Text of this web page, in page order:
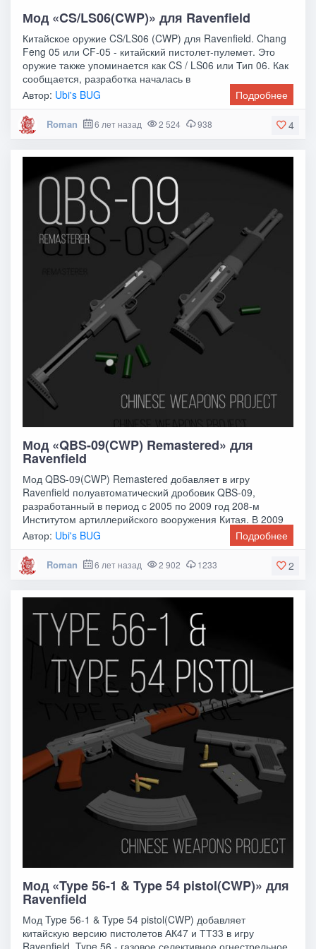
Мод «CS/LS06(CWP)» для Ravenfield
Китайское оружие CS/LS06 (CWP) для Ravenfield. Chang
Feng 05 или CF-05 - китайский пистолет-пулемет. Это
оружие также упоминается как CS / LS06 или Тип 06. Как
сообщается, разработка началась в
Автор: Ubi's BUG Подробнее
4
Roman 6 лет назад 2 524 938
Мод «QBS-09(CWP) Remastered» для
Ravenfield
Мод QBS-09(CWP) Remastered добавляет в игру
Ravenfield полуавтоматический дробовик QBS-09,
разработанный в период с 2005 по 2009 год 208-м
Институтом артиллерийского вооружения Китая. В 2009
году он
Автор: Ubi's BUG Подробнее
2
Roman 6 лет назад 2 902 1233
Мод «Type 56-1 & Type 54 pistol(CWP)» для
Ravenfield
Мод Type 56-1 & Type 54 pistol(CWP) добавляет
китайскую версию пистолетов АК47 и ТТ33 в игру